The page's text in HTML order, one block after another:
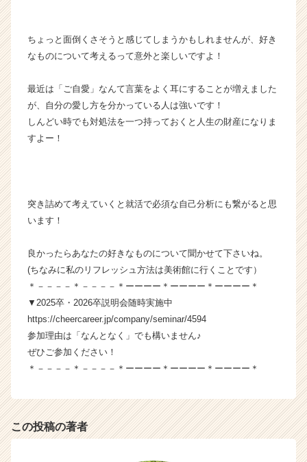
e
r）
ちょっと面倒くさそうと感じてしまうかもしれませんが、好き
なものについて考えるって意外と楽しいですよ！
最近は「ご自愛」なんて言葉をよく耳にすることが増えました
が、自分の愛し方を分かっている人は強いです！
しんどい時でも対処法を一つ持っておくと人生の財産になりま
すよー！
突き詰めて考えていくと就活で必須な自己分析にも繋がると思
います！
良かったらあなたの好きなものについて聞かせて下さいね。
(ちなみに私のリフレッシュ方法は美術館に行くことです）
＊－－－－＊－－－－＊ーーーー＊ーーーー＊ーーーー＊
▼2025卒・2026卒説明会随時実施中
https://cheercareer.jp/company/seminar/4594
参加理由は「なんとなく」でも構いません♪
ぜひご参加ください！
＊－－－－＊－－－－＊ーーーー＊ーーーー＊ーーーー＊
この投稿の著者